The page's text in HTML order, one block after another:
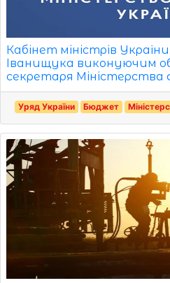
Кабінет міністрів
Іванищука виконуючим
секретаря Міністерства
Уряд України Бюджет